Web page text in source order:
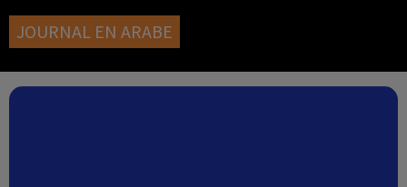
JOURNAL EN ARABE